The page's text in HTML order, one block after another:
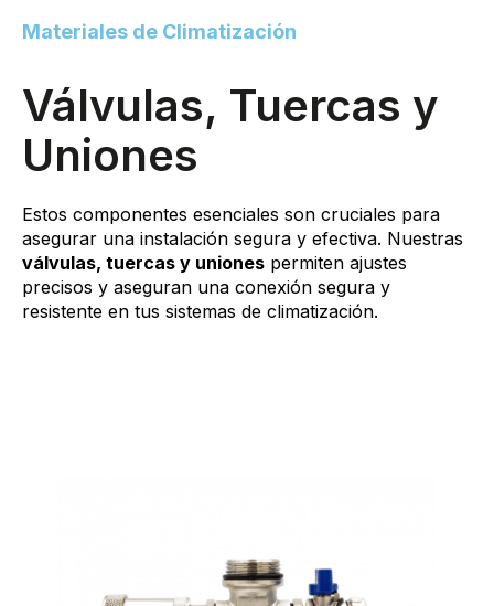
Materiales de Climatización
Válvulas, Tuercas y
Uniones
Estos componentes esenciales son cruciales para
asegurar una instalación segura y efectiva. Nuestras
válvulas, tuercas y uniones permiten ajustes
precisos y aseguran una conexión segura y
resistente en tus sistemas de climatización.